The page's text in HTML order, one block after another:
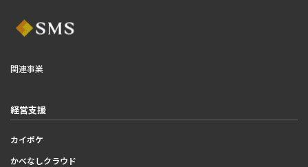
関連事業
経営支援
カイポケ
かべなしクラウド